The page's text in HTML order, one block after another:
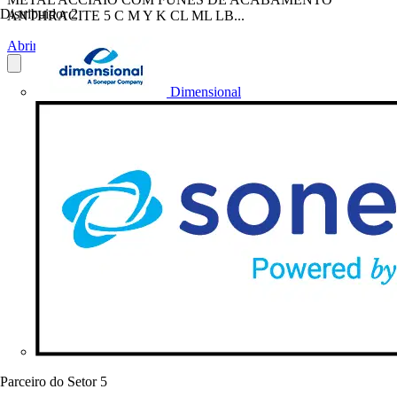
Distribuidor 2
Dimensional
Parceiro do Setor 5
ANTHRACITE 5 C M Y K CL ML LB...
Abrir o PDF